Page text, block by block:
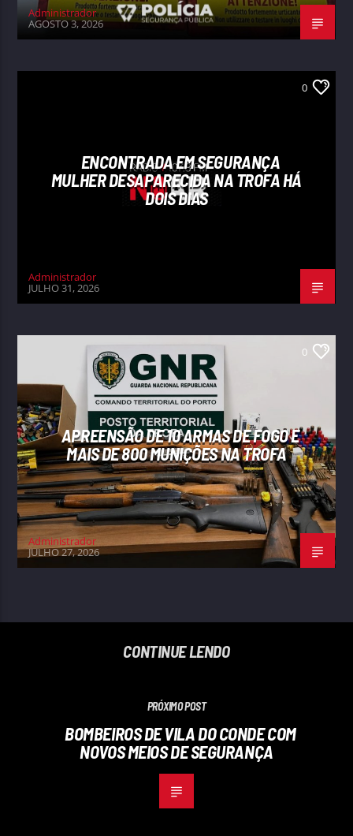
Administrador
AGOSTO 3, 2026
0
ENCONTRADA EM SEGURANÇA
MULHER DESAPARECIDA NA TROFA HÁ
DOIS DIAS
Administrador
JULHO 31, 2026
0
APREENSÃO DE 10 ARMAS DE FOGO E
MAIS DE 800 MUNIÇÕES NA TROFA
Administrador
JULHO 27, 2026
CONTINUE LENDO
PRÓXIMO POST
BOMBEIROS DE VILA DO CONDE COM
NOVOS MEIOS DE SEGURANÇA